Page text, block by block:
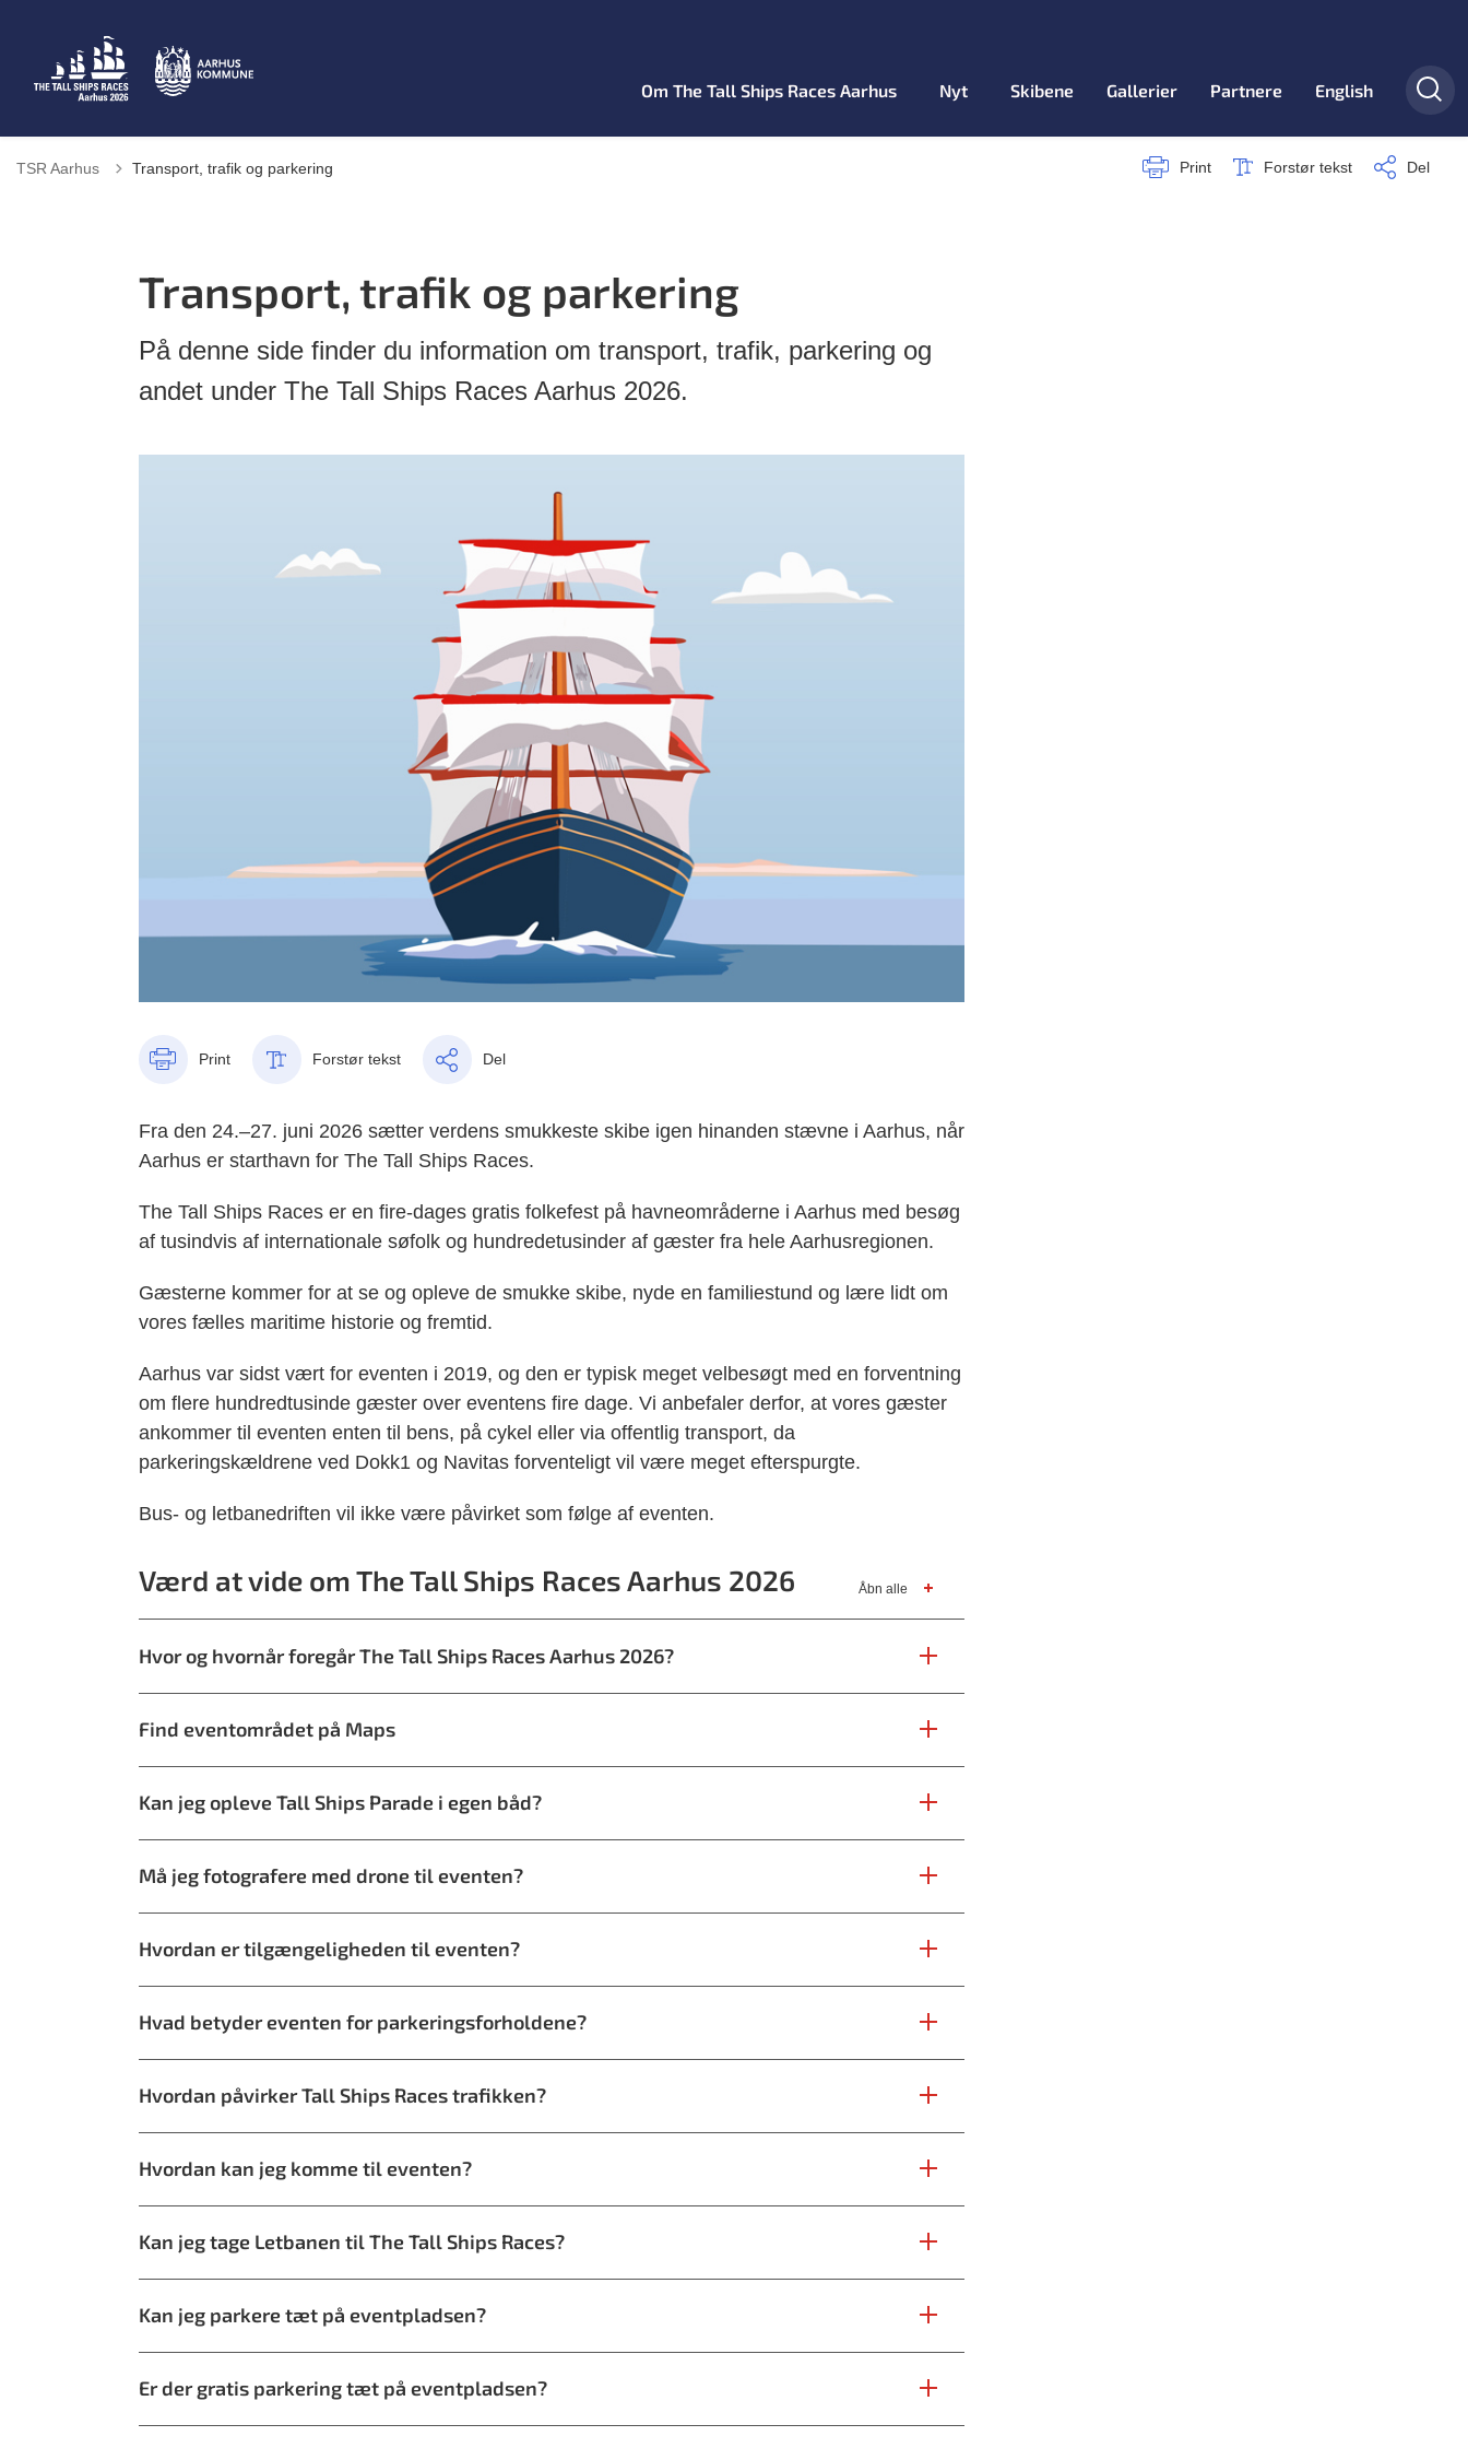
Om The Tall Ships Races Aarhus Nyt Skibene Gallerier Partnere English
TSR Aarhus Transport, trafik og parkering Print Forstør tekst Del
Transport, trafik og parkering
På denne side finder du information om transport, trafik, parkering og
andet under The Tall Ships Races Aarhus 2026.
Print Forstør tekst Del
Fra den 24.–27. juni 2026 sætter verdens smukkeste skibe igen hinanden stævne i Aarhus, når
Aarhus er starthavn for The Tall Ships Races.
The Tall Ships Races er en fire-dages gratis folkefest på havneområderne i Aarhus med besøg
af tusindvis af internationale søfolk og hundredetusinder af gæster fra hele Aarhusregionen.
Gæsterne kommer for at se og opleve de smukke skibe, nyde en familiestund og lære lidt om
vores fælles maritime historie og fremtid.
Aarhus var sidst vært for eventen i 2019, og den er typisk meget velbesøgt med en forventning
om flere hundredtusinde gæster over eventens fire dage. Vi anbefaler derfor, at vores gæster
ankommer til eventen enten til bens, på cykel eller via offentlig transport, da
parkeringskældrene ved Dokk1 og Navitas forventeligt vil være meget efterspurgte.
Bus- og letbanedriften vil ikke være påvirket som følge af eventen.
Værd at vide om The Tall Ships Races Aarhus 2026 Åbn alle
Hvor og hvornår foregår The Tall Ships Races Aarhus 2026?
Find eventområdet på Maps
Kan jeg opleve Tall Ships Parade i egen båd?
Må jeg fotografere med drone til eventen?
Hvordan er tilgængeligheden til eventen?
Hvad betyder eventen for parkeringsforholdene?
Hvordan påvirker Tall Ships Races trafikken?
Hvordan kan jeg komme til eventen?
Kan jeg tage Letbanen til The Tall Ships Races?
Kan jeg parkere tæt på eventpladsen?
Er der gratis parkering tæt på eventpladsen?